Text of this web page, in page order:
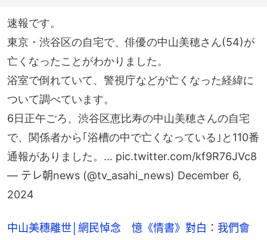
速報です。
東京・渋谷区の自宅で、俳優の中山美穂さん(54)が
亡くなったことがわかりました。
浴室で倒れていて、警視庁などが亡くなった経緯に
ついて調べています。
6日正午ごろ、渋谷区恵比寿の中山美穂さんの自宅
で、関係者から｢浴槽の中で亡くなっている｣と110番
通報がありました。… pic.twitter.com/kf9R76JVc8
— テレ朝news (@tv_asahi_news) December 6,
2024
中山美穗離世│網民悼念 憶《情書》對白：我們會